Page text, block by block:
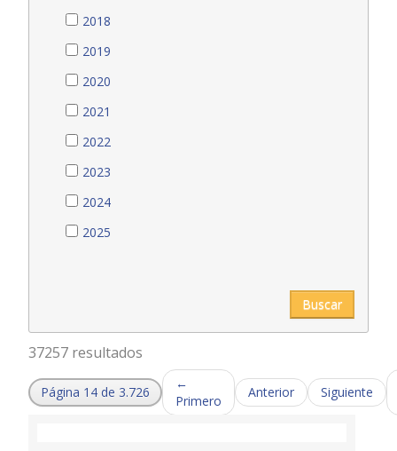
2018
2019
2020
2021
2022
2023
2024
2025
Buscar
37257 resultados
Página 14 de 3.726
←
Primero
Anterior Siguiente